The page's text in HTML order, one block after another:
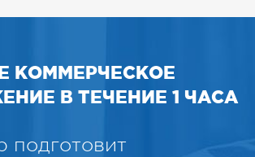
КОММЕРЧЕСКОЕ
В ТЕЧЕНИЕ 1 ЧАСА
подготовит